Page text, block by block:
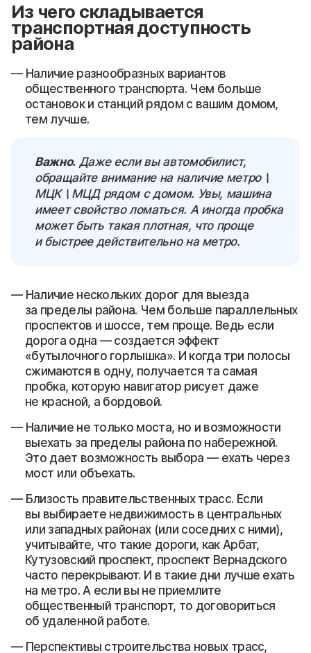
Из чего складывается
транспортная доступность
района
Наличие разнообразных вариантов
общественного транспорта. Чем больше
остановок и станций рядом с вашим домом,
тем лучше.
Важно.Даже если вы автомобилист,
обращайте внимание на наличие метро \
МЦК \ МЦД рядом с домом. Увы, машина
имеет свойство ломаться. А иногда пробка
может быть такая плотная, что проще
и быстрее действительно на метро.
Наличие нескольких дорог для выезда
за пределы района. Чем больше параллельных
проспектов и шоссе, тем проще. Ведь если
дорога одна — создается эффект
«бутылочного горлышка». И когда три полосы
сжимаются в одну, получается та самая
пробка, которую навигатор рисует даже
не красной, а бордовой.
Наличие не только моста, но и возможности
выехать за пределы района по набережной.
Это дает возможность выбора — ехать через
мост или объехать.
Близость правительственных трасс. Если
вы выбираете недвижимость в центральных
или западных районах (или соседних с ними),
учитывайте, что такие дороги, как Арбат,
Кутузовский проспект, проспект Вернадского
часто перекрывают. И в такие дни лучше ехать
на метро. А если вы не приемлите
общественный транспорт, то договориться
об удаленной работе.
Перспективы строительства новых трасс,